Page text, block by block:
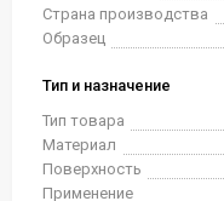
Страна производства
Образец
Тип и назначение
Тип товара
Материал
Поверхность
Применение